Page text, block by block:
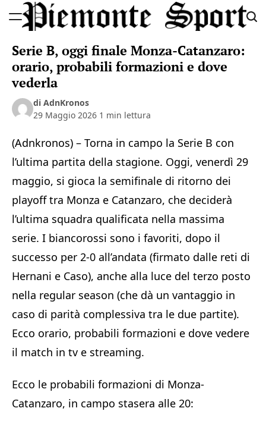
to
Sport
Serie B, oggi finale Monza-Catanzaro:
orario, probabili formazioni e dove
vederla
di AdnKronos
29 Maggio 2026 1 min lettura
(Adnkronos) – Torna in campo la Serie B con
l’ultima partita della stagione. Oggi, venerdì 29
maggio, si gioca la semifinale di ritorno dei
playoff tra Monza e Catanzaro, che deciderà
l’ultima squadra qualificata nella massima
serie. I biancorossi sono i favoriti, dopo il
successo per 2-0 all’andata (firmato dalle reti di
Hernani e Caso), anche alla luce del terzo posto
nella regular season (che dà un vantaggio in
caso di parità complessiva tra le due partite).
Ecco orario, probabili formazioni e dove vedere
il match in tv e streaming.
Ecco le probabili formazioni di Monza-
Catanzaro, in campo stasera alle 20: